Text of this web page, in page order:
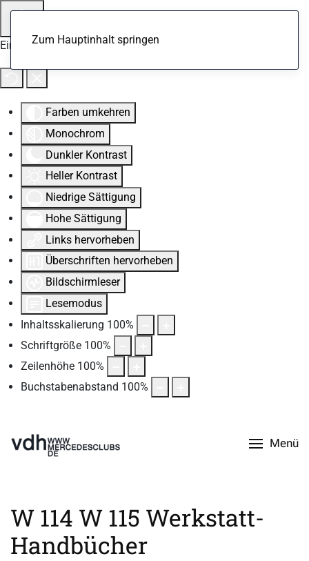
Eingabehilfen öffnen
Farben umkehren
Monochrom
Dunkler Kontrast
Heller Kontrast
Niedrige Sättigung
Hohe Sättigung
Links hervorheben
Überschriften hervorheben
Bildschirmleser
Lesemodus
Inhaltsskalierung 100%
Schriftgröße 100%
Zeilenhöhe 100%
Buchstabenabstand 100%
Zum Hauptinhalt springen
Menü
W 114 W 115 Werkstatt-
Handbücher